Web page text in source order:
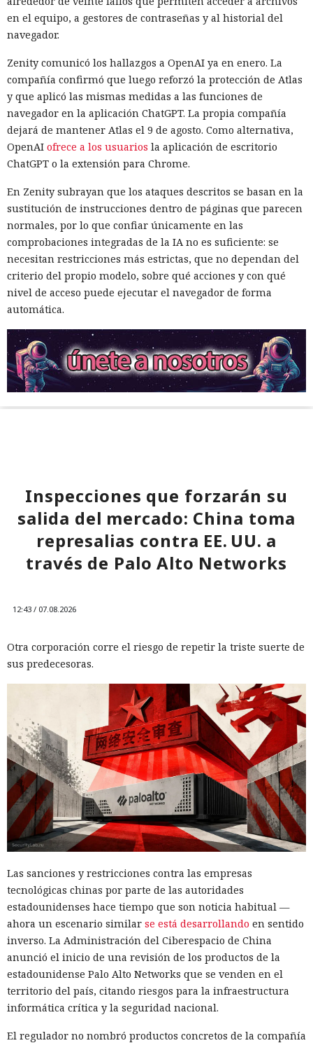
en el equipo, a gestores de contraseñas y al historial del
navegador.
Zenity comunicó los hallazgos a OpenAI ya en enero. La
compañía confirmó que luego reforzó la protección de Atlas
y que aplicó las mismas medidas a las funciones de
navegador en la aplicación ChatGPT. La propia compañía
dejará de mantener Atlas el 9 de agosto. Como alternativa,
OpenAI ofrece a los usuarios la aplicación de escritorio
ChatGPT o la extensión para Chrome.
En Zenity subrayan que los ataques descritos se basan en la
sustitución de instrucciones dentro de páginas que parecen
normales, por lo que confiar únicamente en las
comprobaciones integradas de la IA no es suficiente: se
necesitan restricciones más estrictas, que no dependan del
criterio del propio modelo, sobre qué acciones y con qué
nivel de acceso puede ejecutar el navegador de forma
automática.
Inspecciones que forzarán su
salida del mercado: China toma
represalias contra EE. UU. a
través de Palo Alto Networks
12:43 / 07.08.2026
Otra corporación corre el riesgo de repetir la triste suerte de
sus predecesoras.
Las sanciones y restricciones contra las empresas
tecnológicas chinas por parte de las autoridades
estadounidenses hace tiempo que son noticia habitual —
ahora un escenario similar se está desarrollando en sentido
inverso. La Administración del Ciberespacio de China
anunció el inicio de una revisión de los productos de la
estadounidense Palo Alto Networks que se venden en el
territorio del país, citando riesgos para la infraestructura
informática crítica y la seguridad nacional.
El regulador no nombró productos concretos de la compañía